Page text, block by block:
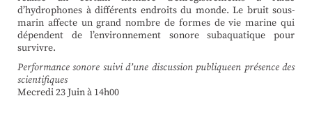
d’hydrophones à différents endroits du monde. Le bruit sous-
marin affecte un grand nombre de formes de vie marine qui
dépendent de l’environnement sonore subaquatique pour
survivre.
Performance sonore suivi d’une discussion publiqueen présence des
scientifiques
Mecredi 23 Juin à 14h00